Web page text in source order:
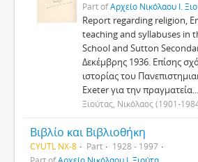
Part ofΑρχείο Νικόλαου Ι.
Report regarding religion,
teaching and syllabuses in
School and Sutton
Δεκέμβρης 1936. Επίσης
ιστορίας του
Exeter για την πραγματεία...
Ξιούτας, Νικόλαος (1901-
Βιβλίο και Βιβλιοθήκη
CYUTL NX-8 Part
1928 - 1997